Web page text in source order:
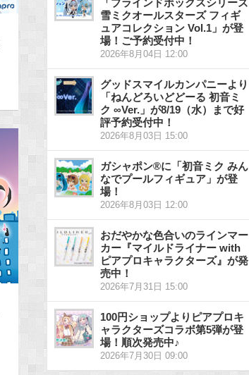
雪ミクオールスターズ フィギ
ュアコレクション Vol.1」が登
場！ご予約受付中！
2026年8月04日 12:00
グッドスマイルカンパニーより
「ねんどろいどどーる 初音ミ
ク ∞Ver.」が8/19（水）まで好
評予約受付中！
2026年8月03日 15:00
ガシャポン®に「初音ミク みん
なでプールフィギュア」が登
場！
2026年8月03日 12:00
おだやかな色合いのラインマー
カー『マイルドライナー with
ピアプロキャラクターズ』が発
売中！
2026年7月31日 15:00
100円ショップよりピアプロキ
ャラクターズコラボ第5弾が登
場！順次発売中♪
2026年7月30日 09:00